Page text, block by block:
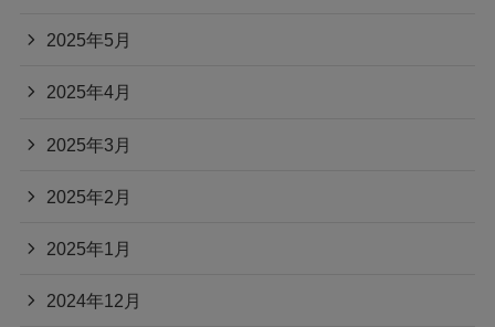
2025年5月
2025年4月
2025年3月
2025年2月
2025年1月
2024年12月